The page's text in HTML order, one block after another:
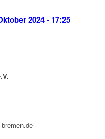
2024 - 17:25